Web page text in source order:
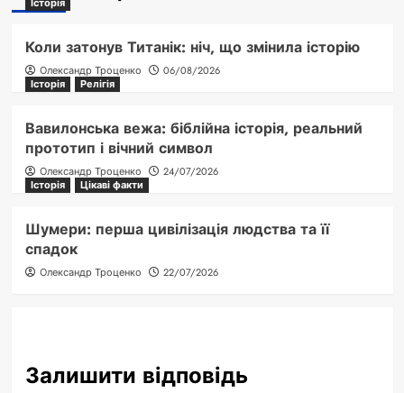
Історія
Коли затонув Титанік: ніч, що змінила історію
Олександр Троценко
06/08/2026
Історія
Релігія
Вавилонська вежа: біблійна історія, реальний
прототип і вічний символ
Олександр Троценко
24/07/2026
Історія
Цікаві факти
Шумери: перша цивілізація людства та її
спадок
Олександр Троценко 22/07/2026
Залишити відповідь